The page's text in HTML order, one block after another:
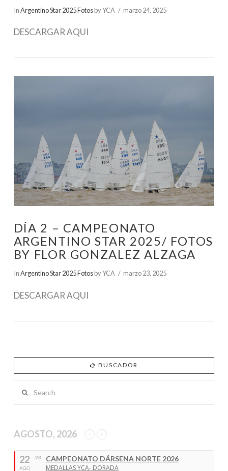
VIEW POST
InArgentino Star 2025 Fotosby YCA marzo 24, 2025
DESCARGAR AQUI
DÍA 2 – CAMPEONATO
ARGENTINO STAR 2025/ FOTOS
BY FLOR GONZALEZ ALZAGA
InArgentino Star 2025 Fotosby YCA marzo 23, 2025
DESCARGAR AQUI
BUSCADOR
AGOSTO, 2026
22
AGO
- 23
CAMPEONATO DÁRSENA NORTE 2026
MEDALLAS YCA- DORADA